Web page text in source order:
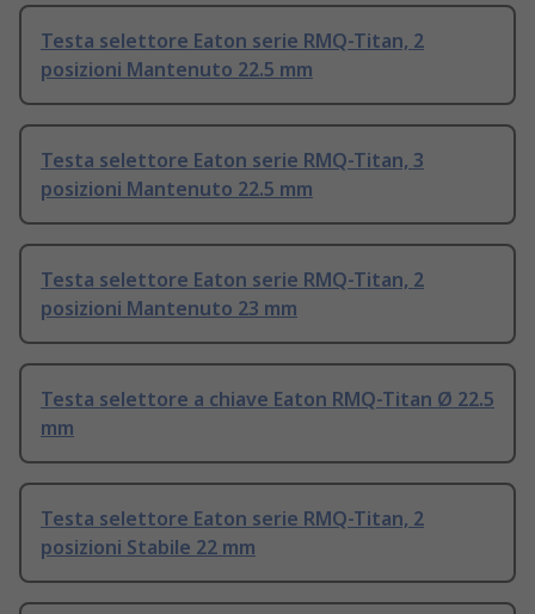
Testa selettore Eaton serie RMQ-Titan, 2
posizioni Mantenuto 22.5 mm
Testa selettore Eaton serie RMQ-Titan, 3
posizioni Mantenuto 22.5 mm
Testa selettore Eaton serie RMQ-Titan, 2
posizioni Mantenuto 23 mm
Testa selettore a chiave Eaton RMQ-Titan Ø 22.5
mm
Testa selettore Eaton serie RMQ-Titan, 2
posizioni Stabile 22 mm